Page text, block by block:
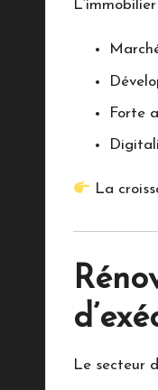
Forte
La
Le secteur